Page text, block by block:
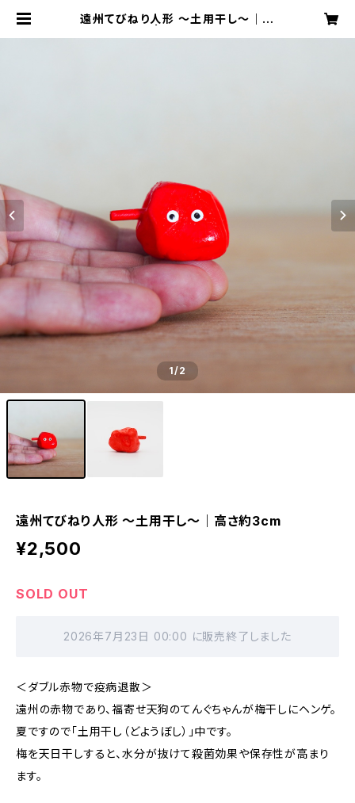
遠州てびねり人形 〜土用干し〜｜高
1/2
遠州てびねり人形 〜土用干し〜｜高さ約3cm
¥2,500
SOLD OUT
2026年7月23日 00:00 に販売終了しました
＜ダブル赤物で疫病退散＞
遠州の赤物であり、福寄せ天狗のてんぐちゃんが梅干しにヘンゲ。
夏ですので「土用干し（どようぼし）」中です。
梅を天日干しすると、水分が抜けて殺菌効果や保存性が高まり
ます。